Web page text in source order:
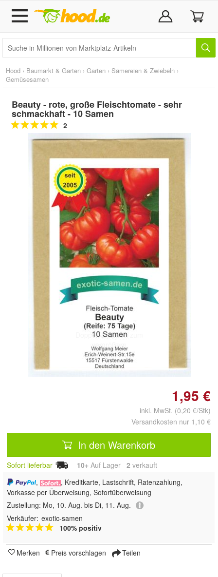
Hood › Baumarkt & Garten › Garten › Sämereien & Zwiebeln ›
Gemüsesamen
Beauty - rote, große Fleischtomate - sehr
schmackhaft - 10 Samen
2
Doppelt antippen zum
vergrößern
1,95 €
inkl. MwSt. (0,20 €/Stk)
Versandkosten nur 1,10 €
In den Warenkorb
Sofort lieferbar 10+ Auf Lager 2 verkauft
,
, Kreditkarte, Lastschrift, Ratenzahlung,
Vorkasse per Überweisung, Sofortüberweisung
Zustellung: Mo, 10. Aug. bis Di, 11. Aug.
Verkäufer: exotic-samen
100% positiv
Merken Preis vorschlagen Teilen